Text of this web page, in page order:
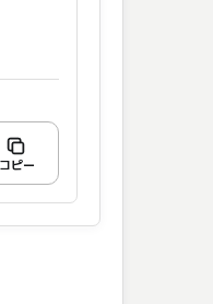
コピー